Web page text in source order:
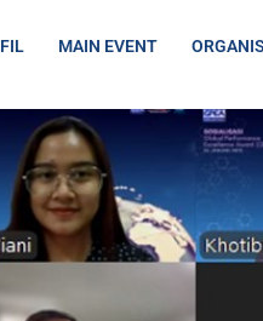
MAIN EVENT